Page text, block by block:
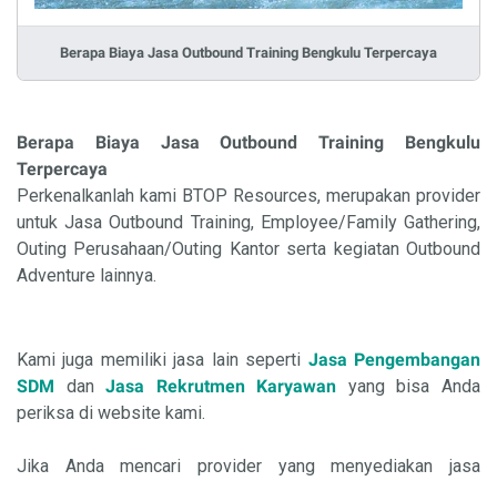
Berapa Biaya Jasa Outbound Training Bengkulu Terpercaya
Berapa Biaya Jasa Outbound Training Bengkulu
Terpercaya
Perkenalkanlah kami BTOP Resources, merupakan provider
untuk Jasa Outbound Training, Employee/Family Gathering,
Outing Perusahaan/Outing Kantor serta kegiatan Outbound
Adventure lainnya.
Kami juga memiliki jasa lain seperti Jasa Pengembangan
SDM
danJasa Rekrutmen Karyawan yang bisa Anda
periksa di website kami.
Jika Anda mencari provider yang menyediakan jasa